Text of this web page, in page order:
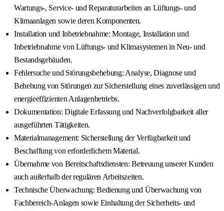
Wartungs-, Service- und Reparaturarbeiten an Lüftungs- und
Klimaanlagen sowie deren Komponenten.
Installation und Inbetriebnahme: Montage, Installation und
Inbetriebnahme von Lüftungs- und Klimasystemen in Neu- und
Bestandsgebäuden.
Fehlersuche und Störungsbehebung: Analyse, Diagnose und
Behebung von Störungen zur Sicherstellung eines zuverlässigen und
energieeffizienten Anlagenbetriebs.
Dokumentation: Digitale Erfassung und Nachverfolgbarkeit aller
ausgeführten Tätigkeiten.
Materialmanagement: Sicherstellung der Verfügbarkeit und
Beschaffung von erforderlichem Material.
Übernahme von Bereitschaftsdiensten: Betreuung unserer Kunden
auch außerhalb der regulären Arbeitszeiten.
Technische Überwachung: Bedienung und Überwachung von
Fachbereich-Anlagen sowie Einhaltung der Sicherheits- und